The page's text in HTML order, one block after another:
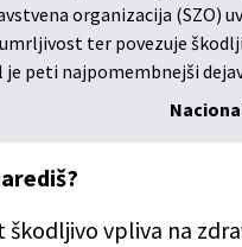
organizacija (SZO)
ter povezuje
peti najpomembnejši
škodljivo vpliva na